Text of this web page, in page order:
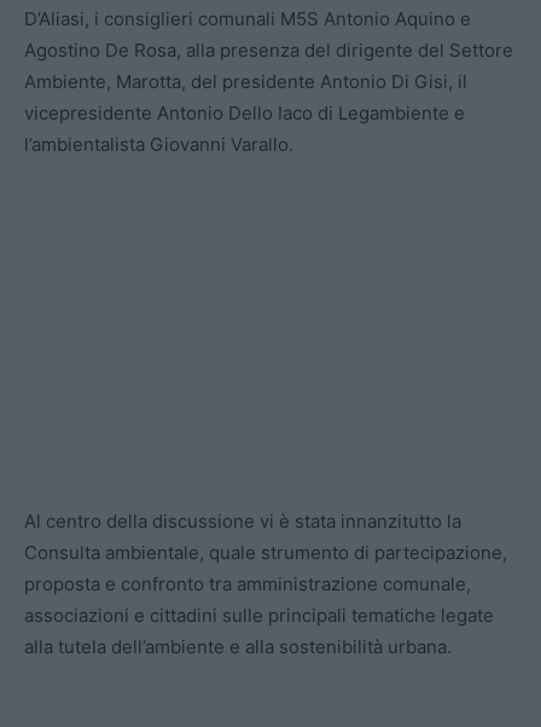
D’Aliasi, i consiglieri comunali M5S Antonio Aquino e
Agostino De Rosa, alla presenza del dirigente del Settore
Ambiente, Marotta, del presidente Antonio Di Gisi, il
vicepresidente Antonio Dello Iaco di Legambiente e
l’ambientalista Giovanni Varallo.
Al centro della discussione vi è stata innanzitutto la
Consulta ambientale, quale strumento di partecipazione,
proposta e confronto tra amministrazione comunale,
associazioni e cittadini sulle principali tematiche legate
alla tutela dell’ambiente e alla sostenibilità urbana.